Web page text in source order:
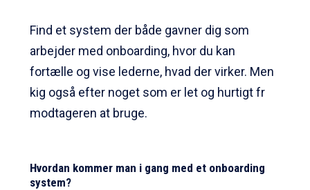
Find et system der både gavner dig som
arbejder med onboarding, hvor du kan
fortælle og vise lederne, hvad der virker. Men
kig også efter noget som er let og hurtigt fr
modtageren at bruge.
Hvordan kommer man i gang med et onboarding
system?